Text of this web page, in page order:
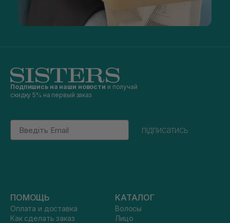
Подпишись на наши новости и получай
скидку 5% на первый заказ
Email
підписатись
ПОМОЩЬ
Оплата и доставка
Как сделать заказ
КАТАЛОГ
Волосы
Лицо